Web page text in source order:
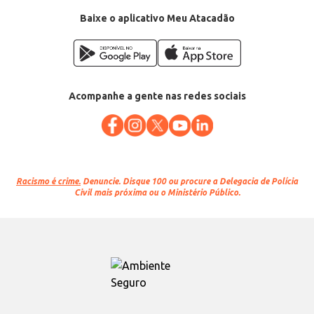
Baixe o aplicativo Meu Atacadão
Acompanhe a gente nas redes sociais
Racismo é crime. Denuncie. Disque 100 ou procure a Delegacia de Polícia
Civil mais próxima ou o Ministério Público.